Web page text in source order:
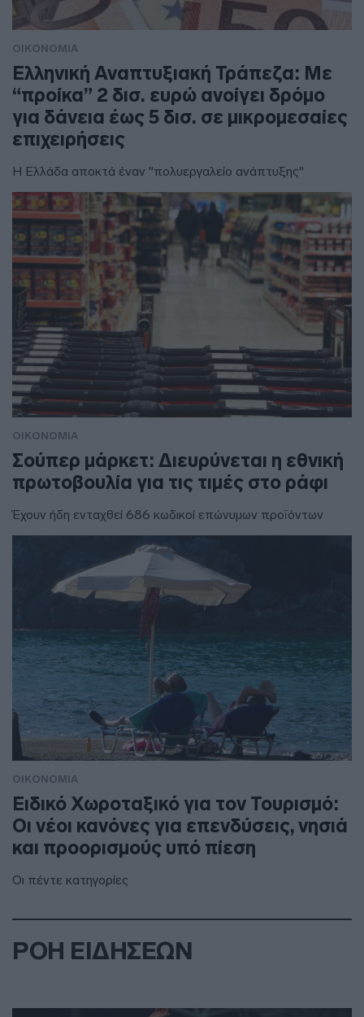
ΟΙΚΟΝΟΜΙΑ
Ελληνική Αναπτυξιακή Τράπεζα: Με
“προίκα” 2 δισ. ευρώ ανοίγει δρόμο
για δάνεια έως 5 δισ. σε μικρομεσαίες
επιχειρήσεις
Η Ελλάδα αποκτά έναν "πολυεργαλείο ανάπτυξης"
ΟΙΚΟΝΟΜΙΑ
Σούπερ μάρκετ: Διευρύνεται η εθνική
πρωτοβουλία για τις τιμές στο ράφι
Έχουν ήδη ενταχθεί 686 κωδικοί επώνυμων προϊόντων
ΟΙΚΟΝΟΜΙΑ
Ειδικό Χωροταξικό για τον Τουρισμό:
Οι νέοι κανόνες για επενδύσεις, νησιά
και προορισμούς υπό πίεση
Οι πέντε κατηγορίες
ΡΟΗ ΕΙΔΗΣΕΩΝ